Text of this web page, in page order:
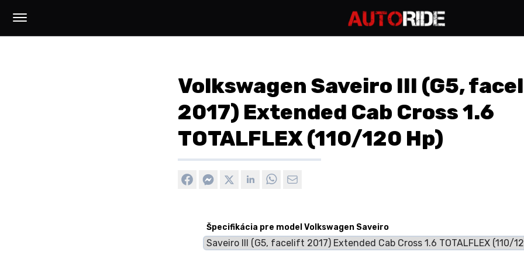
Volkswagen Saveiro III (G5,
2017) Extended Cab Cross 1.6
TOTALFLEX (110/120 Hp)
Špecifikácia pre model Volkswagen Saveiro